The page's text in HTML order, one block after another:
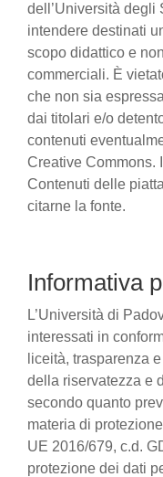
dell’Università degli
intendere destinati
scopo didattico e
commerciali. È
che non sia
dai titolari e/o
contenuti
Creative Commons.
Contenuti delle
citarne la fonte.
Informativa
L’Università di
interessati in
liceità, trasparenza
della riservatezza e
secondo quanto
materia di
UE 2016/679, c.d.
protezione dei dati